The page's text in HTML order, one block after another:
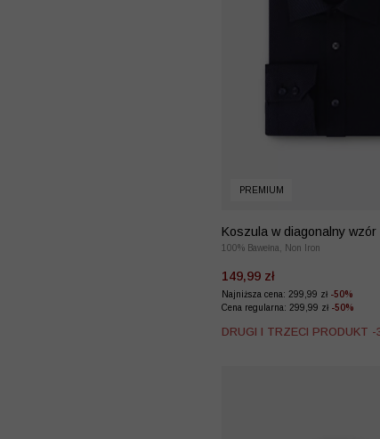
PREMIUM
Koszula w diagonalny wzór
100% Bawełna, Non Iron
149,99 zł
Najniższa cena: 299,99 zł -50%
Cena regularna: 299,99 zł -50%
DRUGI I TRZECI PRODUKT -